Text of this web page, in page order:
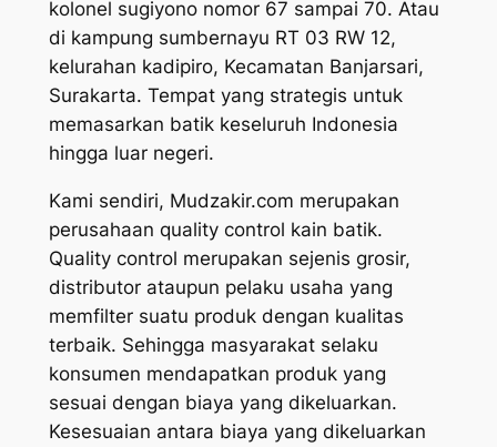
kolonel sugiyono nomor 67 sampai 70. Atau
di kampung sumbernayu RT 03 RW 12,
kelurahan kadipiro, Kecamatan Banjarsari,
Surakarta. Tempat yang strategis untuk
memasarkan batik keseluruh Indonesia
hingga luar negeri.
Kami sendiri, Mudzakir.com merupakan
perusahaan quality control kain batik.
Quality control merupakan sejenis grosir,
distributor ataupun pelaku usaha yang
memfilter suatu produk dengan kualitas
terbaik. Sehingga masyarakat selaku
konsumen mendapatkan produk yang
sesuai dengan biaya yang dikeluarkan.
Kesesuaian antara biaya yang dikeluarkan